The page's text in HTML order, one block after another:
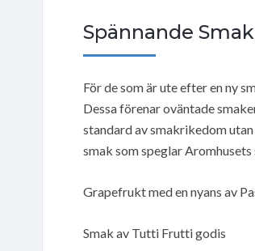
Spännande
För de som är ute efter en ny
Dessa förenar oväntade
standard av smakrikedom
smak som speglar
Grapefrukt med en nyans av
Smak av Tutti Frutti godis